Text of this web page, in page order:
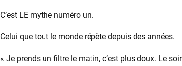
C’est LE mythe numéro un.
Celui que tout le monde répète depuis des années.
« Je prends un filtre le matin, c’est plus doux. Le